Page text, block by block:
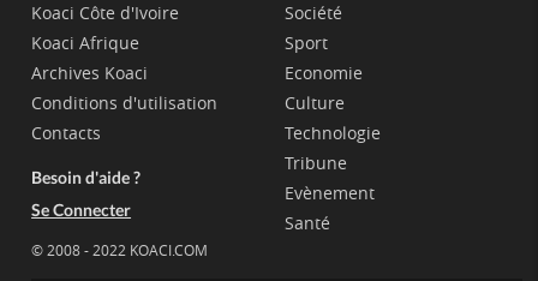
Koaci Côte d'Ivoire
Koaci Afrique
Archives Koaci
Conditions d'utilisation
Contacts
Besoin d'aide ?
Se Connecter
© 2008 - 2022 KOACI.COM
Société
Sport
Economie
Culture
Technologie
Tribune
Evènement
Santé